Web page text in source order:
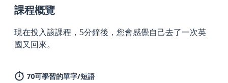
課程概覽
現在投入該課程，5分鐘後，您會感覺自己去了一次英
國又回來。
70可學習的單字/短語